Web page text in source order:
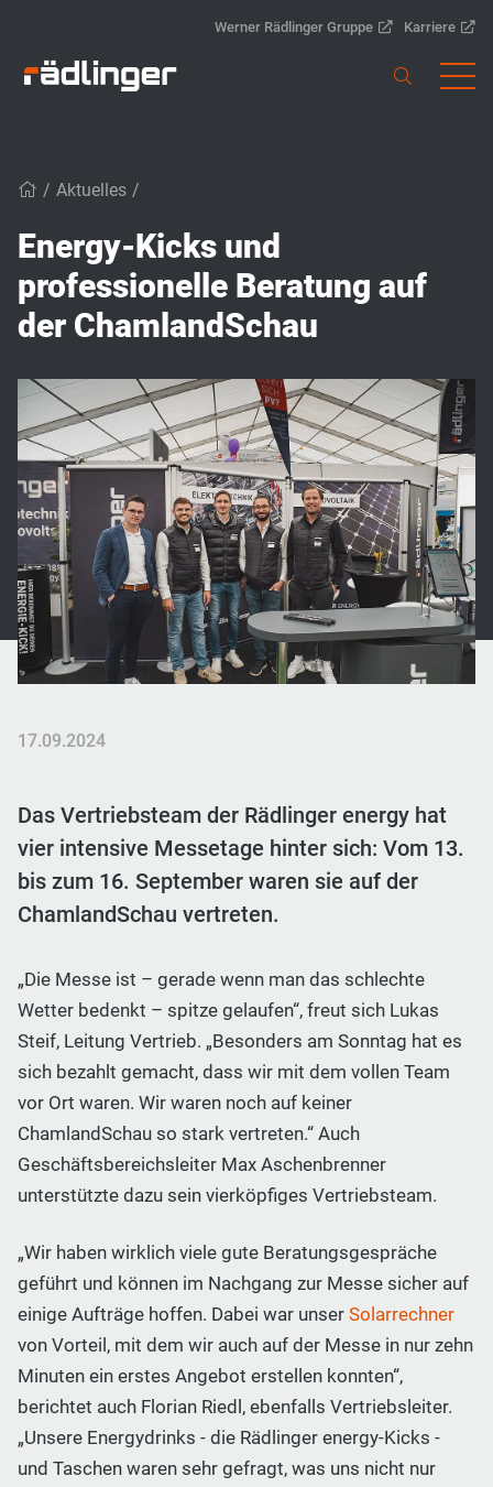
Werner Rädlinger Gruppe Karriere
/ Aktuelles /
Energy-Kicks und
professionelle Beratung auf
der ChamlandSchau
17.09.2024
Das Vertriebsteam der Rädlinger energy hat
vier intensive Messetage hinter sich: Vom 13.
bis zum 16. September waren sie auf der
ChamlandSchau vertreten.
„Die Messe ist – gerade wenn man das schlechte
Wetter bedenkt – spitze gelaufen“, freut sich Lukas
Steif, Leitung Vertrieb. „Besonders am Sonntag hat es
sich bezahlt gemacht, dass wir mit dem vollen Team
vor Ort waren. Wir waren noch auf keiner
ChamlandSchau so stark vertreten.“ Auch
Geschäftsbereichsleiter Max Aschenbrenner
unterstützte dazu sein vierköpfiges Vertriebsteam.
„Wir haben wirklich viele gute Beratungsgespräche
geführt und können im Nachgang zur Messe sicher auf
einige Aufträge hoffen. Dabei war unser Solarrechner
von Vorteil, mit dem wir auch auf der Messe in nur zehn
Minuten ein erstes Angebot erstellen konnten“,
berichtet auch Florian Riedl, ebenfalls Vertriebsleiter.
„Unsere Energydrinks - die Rädlinger energy-Kicks -
und Taschen waren sehr gefragt, was uns nicht nur